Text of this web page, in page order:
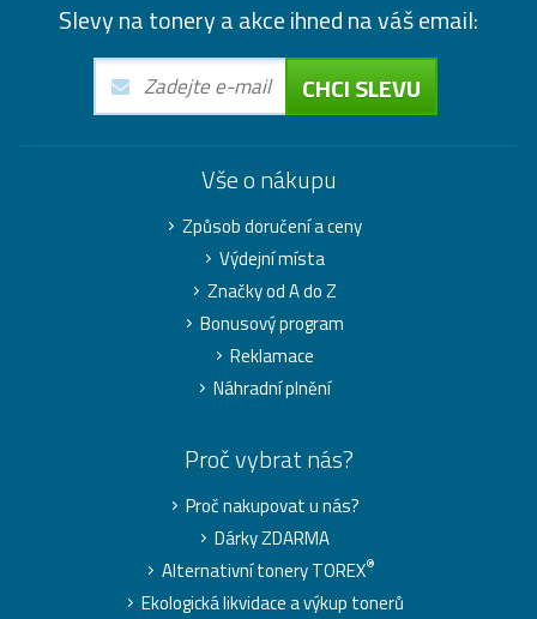
Slevy na tonery a akce ihned na váš email:
CHCI SLEVU
Vše o nákupu
Způsob doručení a ceny
Výdejní místa
Značky od A do Z
Bonusový program
Reklamace
Náhradní plnění
Proč vybrat nás?
Proč nakupovat u nás?
Dárky ZDARMA
Alternativní tonery TOREX®
Ekologická likvidace a výkup tonerů